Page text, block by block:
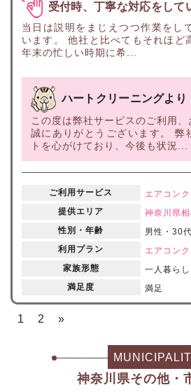
受付時、丁寧な対応をして
当日は説明をまじえつつ作業をし
います。 他社と比べてもそれほど
年末の忙しい時期に希...
ハートクリーニングより
この度は弊社サービスのご利用、
誠にありがとうございます。 弊
トを心がけており、今後も状況...
ご利用サービス
エアコン
提供エリア
神奈川県
性別・年齢
男性・30代
利用プラン
エアコン
家族形態
一人暮らし
満足度
満足
1 2 »
神奈川県その他・